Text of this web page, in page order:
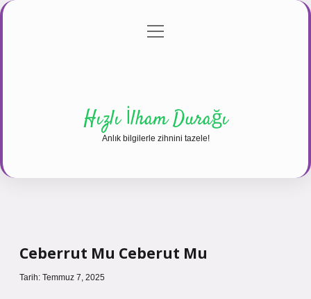
Gizlilik Politikası
menüyü
Hızlı İlham Durağı
Anlık bilgilerle zihnini tazele!
Ceberrut Mu Ceberut Mu
Tarih: Temmuz 7, 2025